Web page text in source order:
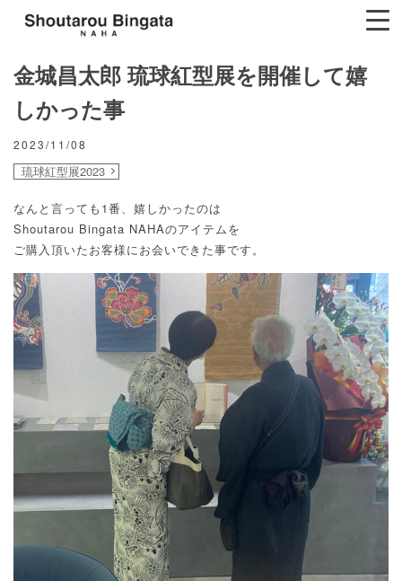
金城昌太郎 琉球紅型展を開催して嬉
しかった事
2023/11/08
琉球紅型展2023
なんと言っても1番、嬉しかったのは
Shoutarou Bingata NAHAのアイテムを
ご購入頂いたお客様にお会いできた事です。